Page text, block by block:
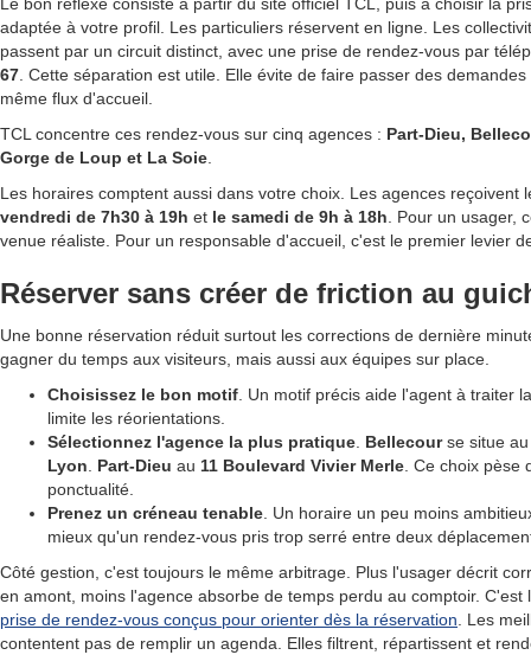
adaptée à votre profil. Les particuliers réservent en ligne. Les
passent par un circuit distinct, avec une prise de rendez-vous par
67 . Cette séparation est utile. Elle évite de faire passer des
même flux d'accueil.
TCL concentre ces rendez-vous sur cinq agences : Part-Dieu,
Gorge de Loup et La Soie
Les horaires comptent aussi dans votre choix. Les agences reçoivent
vendredi de 7h30 à 19h et le samedi de 9h à 18h . Pour un usager,
venue réaliste. Pour un responsable d'accueil, c'est le premier levier
Réserver sans créer de friction au
Une bonne réservation réduit surtout les corrections de dernière
gagner du temps aux visiteurs, mais aussi aux équipes sur place.
Choisissez le bon motif . Un motif précis aide l'agent à traiter
limite les réorientations.
Sélectionnez l'agence la plus pratique Bellecourse situe
Lyon
Part-Dieu au 11 Boulevard Vivier Merle . Ce choix
ponctualité.
Prenez un créneau tenable . Un horaire un peu moins
mieux qu'un rendez-vous pris trop serré entre deux
Côté gestion, c'est toujours le même arbitrage. Plus l'usager décrit
en amont, moins l'agence absorbe de temps perdu au comptoir. C'est
prise de rendez-vous conçus pour orienter dès la réservation . Les
contentent pas de remplir un agenda. Elles filtrent, répartissent et